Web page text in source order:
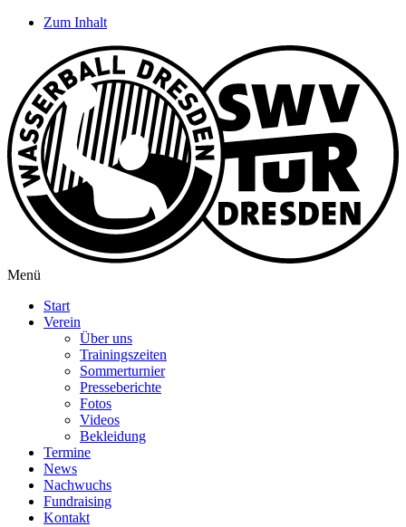
Zum Inhalt
Menü
Start
Verein
Über uns
Trainingszeiten
Sommerturnier
Presseberichte
Fotos
Videos
Bekleidung
Termine
News
Nachwuchs
Fundraising
Kontakt